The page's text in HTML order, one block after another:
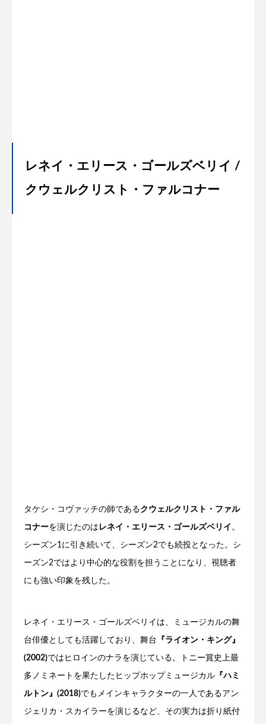
レネイ・エリース・ゴールズベリイ /
クウェルクリスト・ファルコナー
タケシ・コヴァッチの師であるクウェルクリスト・ファル
コナーを演じたのは レネイ・エリース・ゴールズベリイ 。
シーズン1に引き続いて、シーズン2でも続投となった。シ
ーズン2ではより中心的な役割を担うことになり、視聴者
にも強い印象を残した。
レネイ・エリース・ゴールズベリイは、ミュージカルの舞
台俳優としても活躍しており、舞台 『ライオン・キング』
(2002)ではヒロインのナラを演じている。トニー賞史上最
多ノミネートを果たしたヒップホップミュージカル 『ハミ
ルトン』(2018)でもメインキャラクターの一人であるアン
ジェリカ・スカイラーを演じるなど、その実力は折り紙付